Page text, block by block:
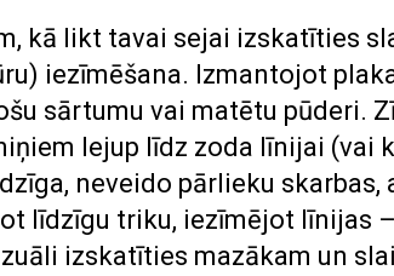
kā likt tavai sejai izskatīties
iezīmēšana. Izmantojot
sārtumu vai matētu pūderi.
lejup līdz zoda līnijai (vai
neveido pārlieku skarbas,
līdzīgu triku, iezīmējot līnijas
izskatīties mazākam un